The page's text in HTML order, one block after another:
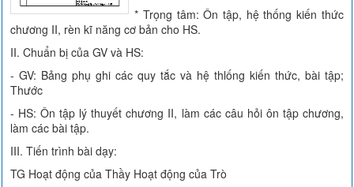
* Trọng tâm: Ôn tập, hệ thống kiến thức
chương II, rèn kĩ năng cơ bản cho HS.
II. Chuẩn bị của GV và HS:
- GV: Bảng phụ ghi các quy tắc và hệ thlống kiến thức, bài tập;
Thước
- HS: Ôn tập lý thuyết chương II, làm các câu hỏi ôn tập chương,
làm các bài tập.
III. Tiến trình bài dạy:
TG Hoạt động của Thầy Hoạt động của Trò